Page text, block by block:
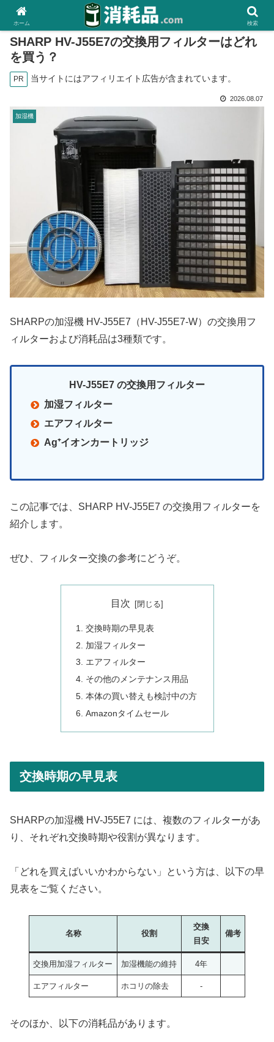
SHARP HV-J55E7の交換用フィルターはどれ
を買う？
PR 当サイトにはアフィリエイト広告が含まれています。
2026.08.07
加湿機
SHARPの加湿機 HV-J55E7（HV-J55E7-W）の交換用フ
ィルターおよび消耗品は3種類です。
HV-J55E7 の交換用フィルター
加湿フィルター
エアフィルター
Ag⁺イオンカートリッジ
この記事では、SHARP HV-J55E7 の交換用フィルターを
紹介します。
ぜひ、フィルター交換の参考にどうぞ。
目次
交換時期の早見表
加湿フィルター
エアフィルター
その他のメンテナンス用品
本体の買い替えも検討中の方
Amazonタイムセール
交換時期の早見表
SHARPの加湿機 HV-J55E7 には、複数のフィルターがあ
り、それぞれ交換時期や役割が異なります。
「どれを買えばいいかわからない」という方は、以下の早
見表をご覧ください。
名称 役割
交換
目安
備考
交換用加湿フィルター 加湿機能の維持 4年
エアフィルター ホコリの除去 -
そのほか、以下の消耗品があります。
ホーム 検索